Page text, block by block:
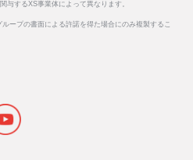
与するXS事業体によって異なります。
ープの書面による許諾を得た場合にのみ複製するこ